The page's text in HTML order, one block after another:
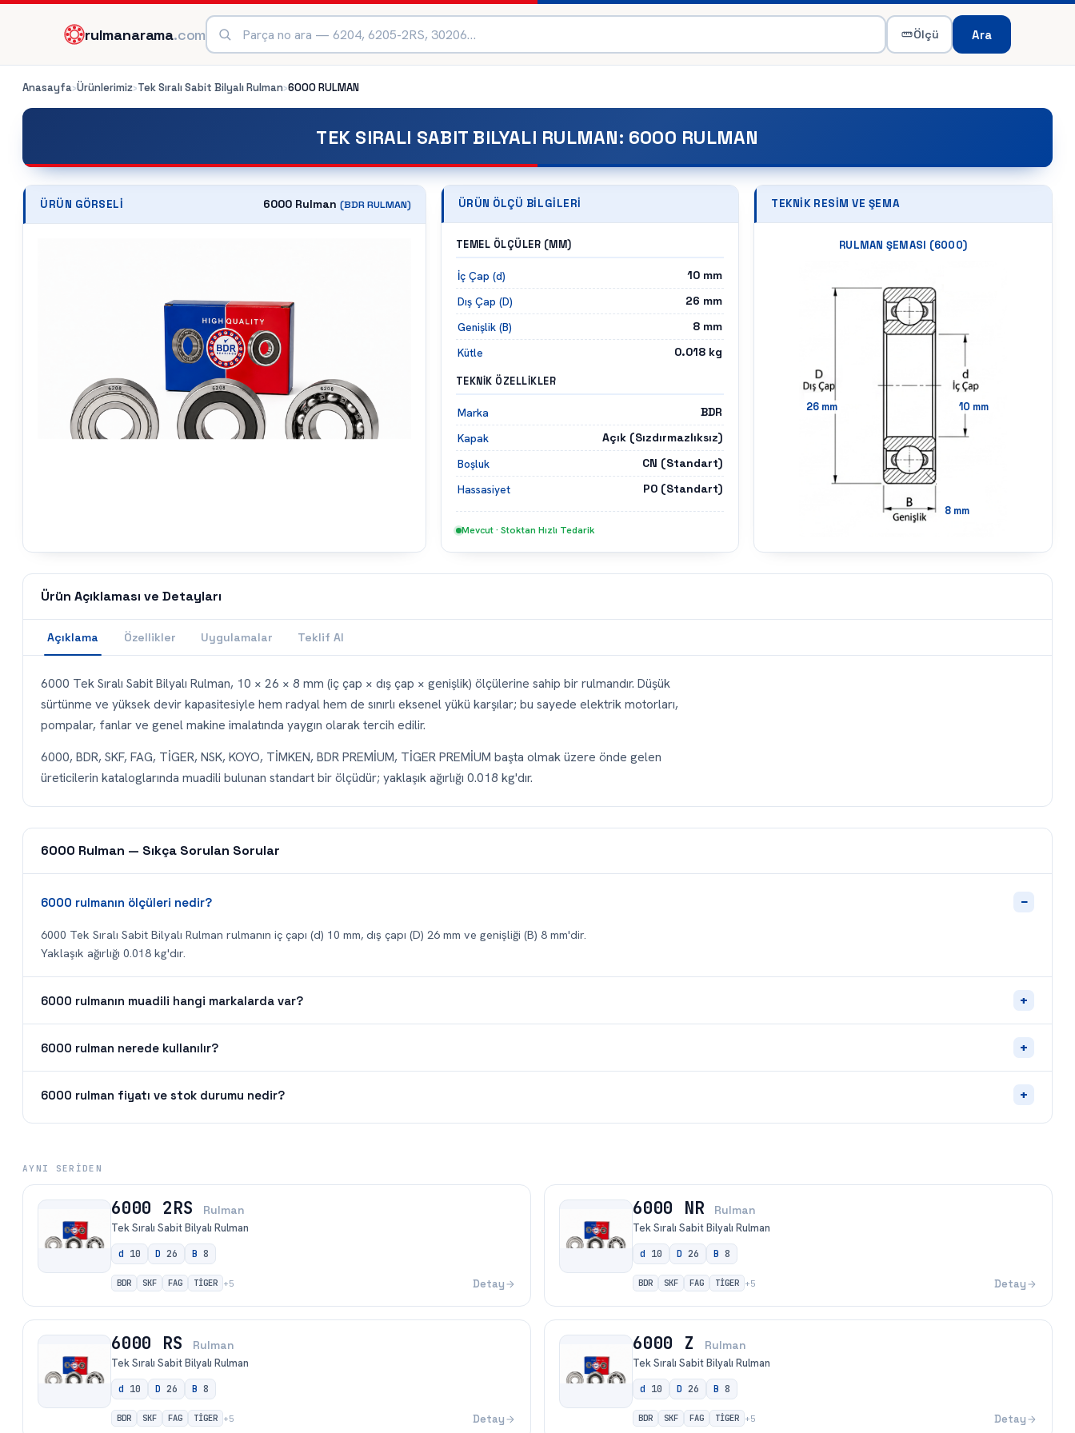
rulmanarama.com Ölçü Ara
Anasayfa›Ürünlerimiz›Tek Sıralı Sabit Bilyalı Rulman›6000RULMAN
TEK SIRALI SABIT BILYALI RULMAN: 6000 RULMAN
ÜRÜN GÖRSELI 6000 Rulman (BDRRULMAN) ÜRÜN ÖLÇÜ BILGILERI
TEMEL ÖLÇÜLER (MM)
İç Çap (d) 10 mm
Dış Çap (D)
26 mm
Genişlik (B)
8 mm
Kütle
0.018 kg
TEKNIK ÖZELLIKLER
Marka
BDR
Kapak
Açık (Sızdırmazlıksız)
Boşluk
CN (Standart)
Hassasiyet
P0 (Standart)
Mevcut · Stoktan Hızlı Tedarik
TEKNIK RESIM VE ŞEMA
RULMAN ŞEMASI (6000)
26 mm 10 mm
8 mm
Ürün Açıklaması ve Detayları
Açıklama Özellikler Uygulamalar Teklif Al
6000 Tek Sıralı Sabit Bilyalı Rulman, 10 × 26 × 8 mm (iç çap × dış çap × genişlik) ölçülerine sahip bir rulmandır. Düşük
sürtünme ve yüksek devir kapasitesiyle hem radyal hem de sınırlı eksenel yükü karşılar; bu sayede elektrik motorları,
pompalar, fanlar ve genel makine imalatında yaygın olarak tercih edilir.
6000, BDR, SKF, FAG, TİGER, NSK, KOYO, TİMKEN, BDR PREMİUM, TİGER PREMİUM başta olmak üzere önde gelen
üreticilerin kataloglarında muadili bulunan standart bir ölçüdür; yaklaşık ağırlığı 0.018 kg'dır.
6000 Rulman — Sıkça Sorulan Sorular
6000 rulmanın ölçüleri nedir? −
6000 Tek Sıralı Sabit Bilyalı Rulman rulmanın iç çapı (d) 10 mm, dış çapı (D) 26 mm ve genişliği (B) 8 mm'dir.
Yaklaşık ağırlığı 0.018 kg'dır.
6000 rulmanın muadili hangi markalarda var? +
6000 rulman nerede kullanılır? +
6000 rulman fiyatı ve stok durumu nedir? +
AYNI SERIDEN
6000 2RS Rulman
Tek Sıralı Sabit Bilyalı Rulman
d 10 D 26 B 8
BDR SKF FAG TİGER +5 Detay
6000 NR Rulman
Tek Sıralı Sabit Bilyalı Rulman
d 10 D 26 B 8
BDR SKF FAG TİGER +5 Detay
6000 RS Rulman
Tek Sıralı Sabit Bilyalı Rulman
d 10 D 26 B 8
BDR SKF FAG TİGER +5 Detay
6000 Z Rulman
Tek Sıralı Sabit Bilyalı Rulman
d 10 D 26 B 8
BDR SKF FAG TİGER +5 Detay